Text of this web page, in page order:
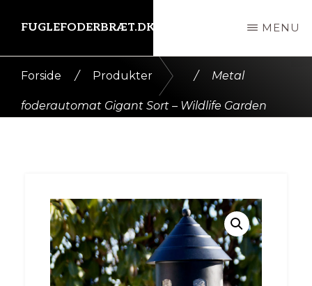
indhold
FUGLEFODERBRÆT.DK MENU
Forside / Produkter / Metal
foderautomat Gigant Sort – Wildlife Garden